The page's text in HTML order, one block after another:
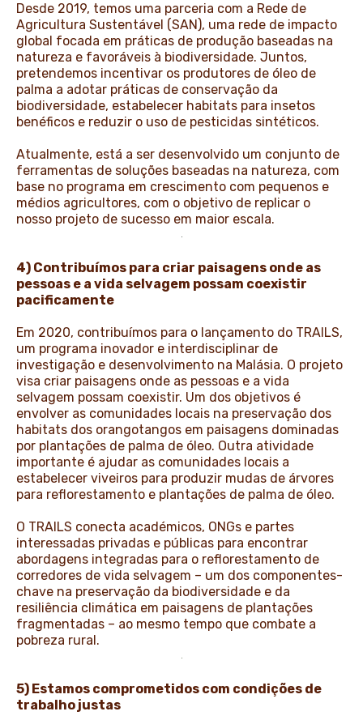
Desde 2019, temos uma parceria com a Rede de
Agricultura Sustentável (SAN), uma rede de impacto
global focada em práticas de produção baseadas na
natureza e favoráveis à biodiversidade. Juntos,
pretendemos incentivar os produtores de óleo de
palma a adotar práticas de conservação da
biodiversidade, estabelecer habitats para insetos
benéficos e reduzir o uso de pesticidas sintéticos.
Atualmente, está a ser desenvolvido um conjunto de
ferramentas de soluções baseadas na natureza, com
base no programa em crescimento com pequenos e
médios agricultores, com o objetivo de replicar o
nosso projeto de sucesso em maior escala.
4) Contribuímos para criar paisagens onde as
pessoas e a vida selvagem possam coexistir
pacificamente
Em 2020, contribuímos para o lançamento do TRAILS,
um programa inovador e interdisciplinar de
investigação e desenvolvimento na Malásia. O projeto
visa criar paisagens onde as pessoas e a vida
selvagem possam coexistir. Um dos objetivos é
envolver as comunidades locais na preservação dos
habitats dos orangotangos em paisagens dominadas
por plantações de palma de óleo. Outra atividade
importante é ajudar as comunidades locais a
estabelecer viveiros para produzir mudas de árvores
para reflorestamento e plantações de palma de óleo.
O TRAILS conecta académicos, ONGs e partes
interessadas privadas e públicas para encontrar
abordagens integradas para o reflorestamento de
corredores de vida selvagem – um dos componentes-
chave na preservação da biodiversidade e da
resiliência climática em paisagens de plantações
fragmentadas – ao mesmo tempo que combate a
pobreza rural.
5) Estamos comprometidos com condições de
trabalho justas